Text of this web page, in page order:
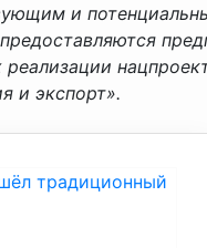
и
и экспорт».